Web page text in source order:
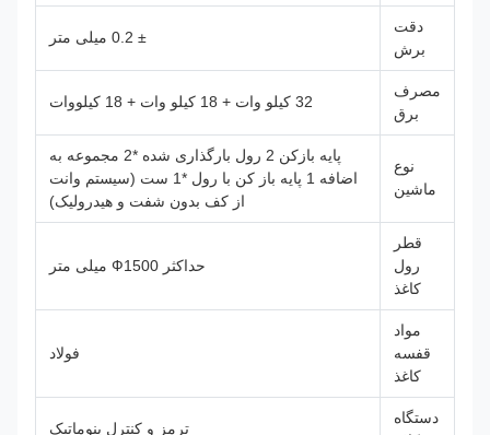
مصرف
ماشین
پایه بازکن 2 رول بارگذاری شده *2 مجموعه به
اضافه 1 پایه باز کن با رول *1 ست (سیستم وانت
از کف بدون شفت و هیدرولیک)
حداکثر Ф1500 میلی متر
قفسه
دستگاه
ترمز و کنترل پنوماتیک